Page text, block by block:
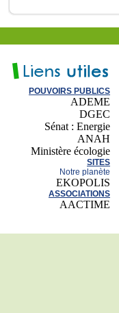
POUVOIRS PUBLICS
ADEME
DGEC
Sénat : Energie
ANAH
Ministère écologie
SITES
Notre planète
EKOPOLIS
ASSOCIATIONS
AACTIME